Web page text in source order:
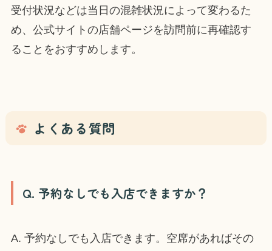
受付状況などは当日の混雑状況によって変わるた
め、公式サイトの店舗ページを訪問前に再確認す
ることをおすすめします。
よくある質問
Q. 予約なしでも入店できますか？
A. 予約なしでも入店できます。空席があればその